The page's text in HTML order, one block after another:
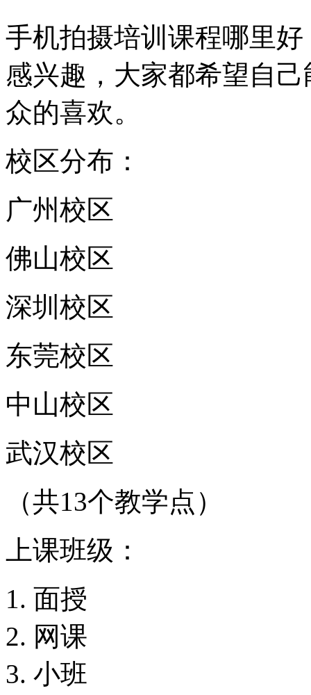
手机拍摄培训课程哪里
感兴趣，大家都希望自
众的喜欢。
校区分布：
广州校区
佛山校区
深圳校区
东莞校区
中山校区
武汉校区
（共13个教学点）
上课班级：
面授
网课
小班